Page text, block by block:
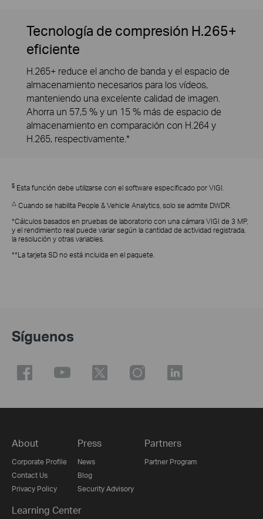
Tecnología de compresión H.265+
eficiente
H.265+ reduce el ancho de banda y el espacio de
almacenamiento necesarios para los vídeos,
manteniendo una excelente calidad de imagen.
Ahorra un 57,5 ​​% y un 15 % más de espacio de
almacenamiento en comparación con H.264 y
H.265, respectivamente.*
§ Esta función debe utilizarse con el software especificado por VIGI.
△ Cuando se habilita People & Vehicle Analytics, solo se admite DWDR.
*Cálculos basados ​​en pruebas de laboratorio con una cámara VIGI de 3 MP,
y el rendimiento real puede variar según la cantidad de actividad registrada,
la resolución y otras variables.
**La tarjeta SD no está incluida en el paquete.
Síguenos
About
Corporate Profile
Contact Us
Privacy Policy
Press
News
Blog
Security Advisory
Partners
Partner Program
Learning Center